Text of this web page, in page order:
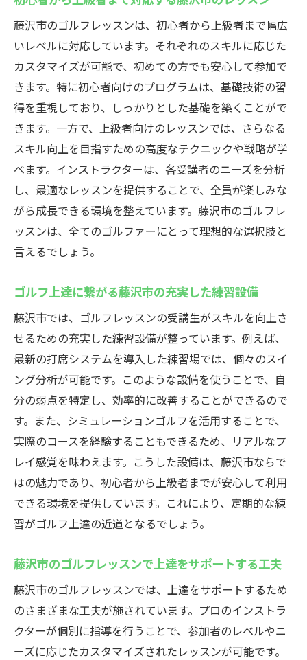
藤沢市のゴルフレッスンは、初心者から上級者まで幅広
いレベルに対応しています。それぞれのスキルに応じた
カスタマイズが可能で、初めての方でも安心して参加で
きます。特に初心者向けのプログラムは、基礎技術の習
得を重視しており、しっかりとした基礎を築くことがで
きます。一方で、上級者向けのレッスンでは、さらなる
スキル向上を目指すための高度なテクニックや戦略が学
べます。インストラクターは、各受講者のニーズを分析
し、最適なレッスンを提供することで、全員が楽しみな
がら成長できる環境を整えています。藤沢市のゴルフレ
ッスンは、全てのゴルファーにとって理想的な選択肢と
言えるでしょう。
ゴルフ上達に繋がる藤沢市の充実した練習設備
藤沢市では、ゴルフレッスンの受講生がスキルを向上さ
せるための充実した練習設備が整っています。例えば、
最新の打席システムを導入した練習場では、個々のスイ
ング分析が可能です。このような設備を使うことで、自
分の弱点を特定し、効率的に改善することができるので
す。また、シミュレーションゴルフを活用することで、
実際のコースを経験することもできるため、リアルなプ
レイ感覚を味わえます。こうした設備は、藤沢市ならで
はの魅力であり、初心者から上級者までが安心して利用
できる環境を提供しています。これにより、定期的な練
習がゴルフ上達の近道となるでしょう。
藤沢市のゴルフレッスンで上達をサポートする工夫
藤沢市のゴルフレッスンでは、上達をサポートするため
のさまざまな工夫が施されています。プロのインストラ
クターが個別に指導を行うことで、参加者のレベルやニ
ーズに応じたカスタマイズされたレッスンが可能です。